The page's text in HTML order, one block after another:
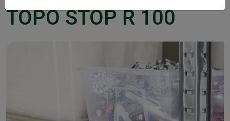
TOPO STOP R 100